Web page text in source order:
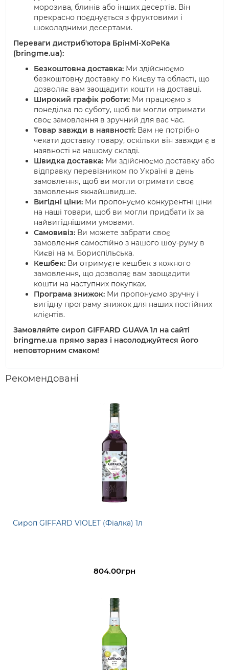
морозива, блинів або інших десертів. Він
прекрасно поєднується з фруктовими і
шоколадними десертами.
Переваги дистриб'ютора БрінМі-ХоРеКа
(bringme.ua):
Безкоштовна доставка: Ми здійснюємо
безкоштовну доставку по Києву та області, що
дозволяє вам заощадити кошти на доставці.
Широкий графік роботи: Ми працюємо з
понеділка по суботу, щоб ви могли отримати
своє замовлення в зручний для вас час.
Товар завжди в наявності: Вам не потрібно
чекати доставку товару, оскільки він завжди є в
наявності на нашому складі.
Швидка доставка: Ми здійснюємо доставку або
відправку перевізником по Україні в день
замовлення, щоб ви могли отримати своє
замовлення якнайшвидше.
Вигідні ціни: Ми пропонуємо конкурентні ціни
на наші товари, щоб ви могли придбати їх за
найвигіднішими умовами.
Самовивіз: Ви можете забрати своє
замовлення самостійно з нашого шоу-руму в
Києві на м. Бориспільська.
Кешбек: Ви отримуєте кешбек з кожного
замовлення, що дозволяє вам заощадити
кошти на наступних покупках.
Програма знижок: Ми пропонуємо зручну і
вигідну програму знижок для наших постійних
клієнтів.
Замовляйте сироп GIFFARD GUAVA 1л на сайті
bringme.ua прямо зараз і насолоджуйтеся його
неповторним смаком!
Рекомендовані
Сироп GIFFARD VIOLET (Фіалка) 1л
804.00грн